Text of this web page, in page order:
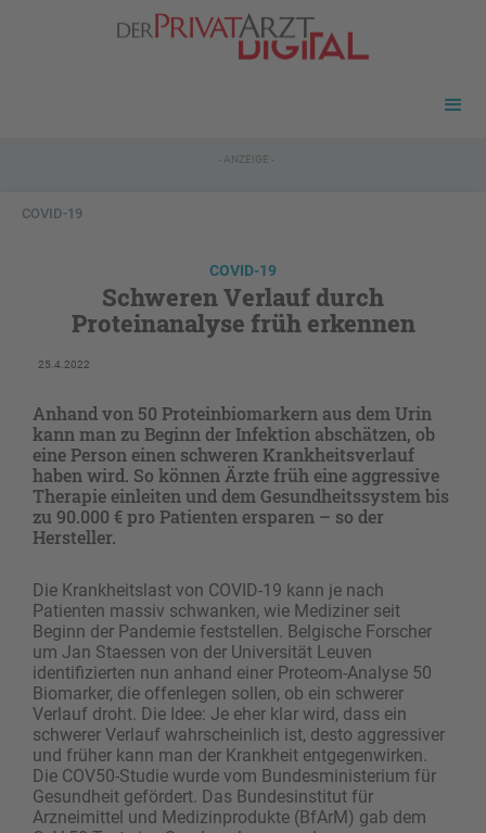
- ANZEIGE -
COVID-19
COVID-19
Schweren Verlauf durch
Proteinanalyse früh erkennen
25.4.2022
Anhand von 50 Proteinbiomarkern aus dem Urin
kann man zu Beginn der Infektion abschätzen, ob
eine Person einen schweren Krankheitsverlauf
haben wird. So können Ärzte früh eine aggressive
Therapie einleiten und dem Gesundheitssystem bis
zu 90.000 € pro Patienten ersparen – so der
Hersteller.
Die Krankheitslast von COVID-19 kann je nach
Patienten massiv schwanken, wie Mediziner seit
Beginn der Pandemie feststellen. Belgische Forscher
um Jan Staessen von der Universität Leuven
identifizierten nun anhand einer Proteom-Analyse 50
Biomarker, die offenlegen sollen, ob ein schwerer
Verlauf droht. Die Idee: Je eher klar wird, dass ein
schwerer Verlauf wahrscheinlich ist, desto aggressiver
und früher kann man der Krankheit entgegenwirken.
Die COV50-Studie wurde vom Bundesministerium für
Gesundheit gefördert. Das Bundesinstitut für
Arzneimittel und Medizinprodukte (BfArM) gab dem